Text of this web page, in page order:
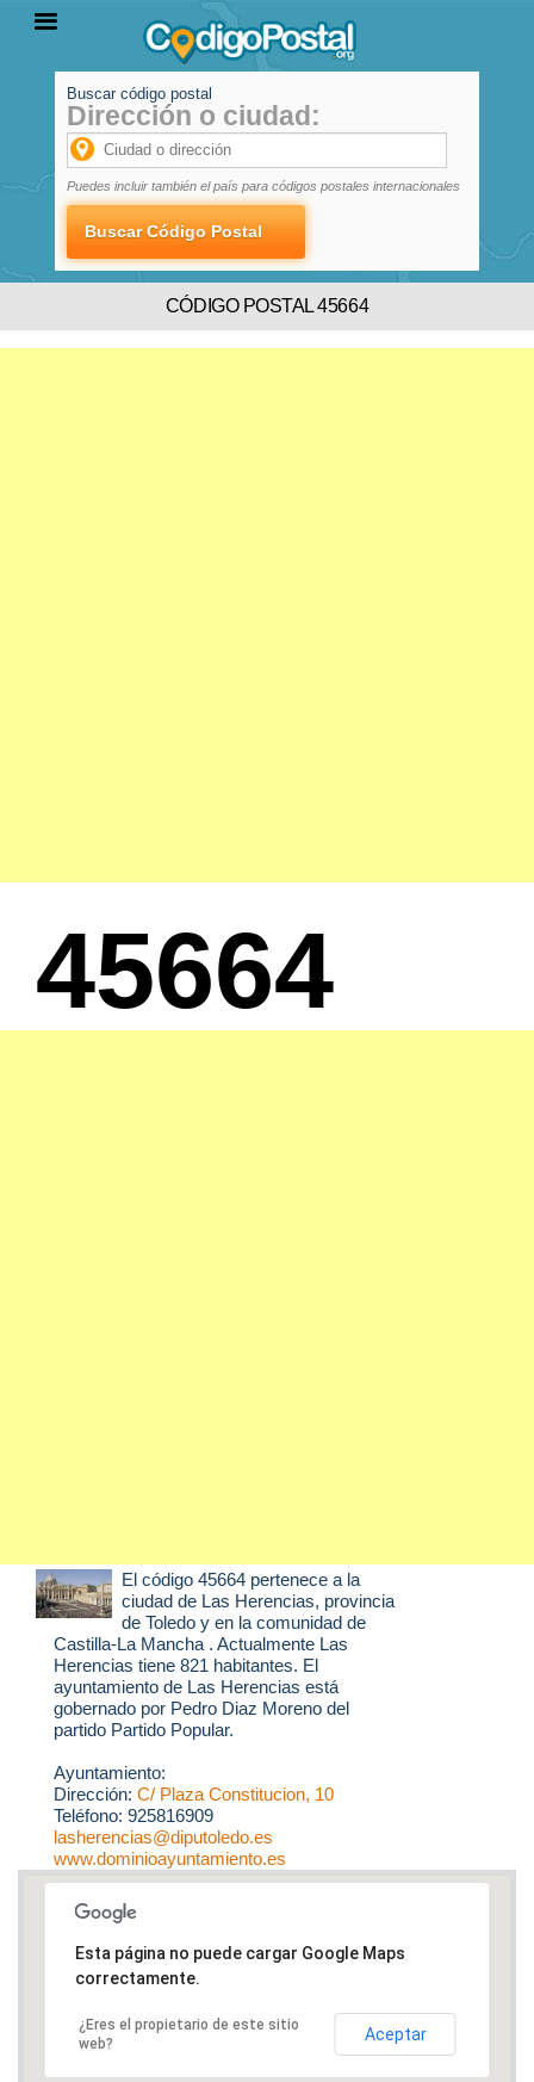
PROVINCIAS
LOCALIDADES
Buscar código postal
Dirección o ciudad:
Puedes incluir también el país para códigos postales internacionales
CÓDIGO POSTAL 45664
45664
El código 45664 pertenece a la
ciudad de Las Herencias, provincia
de Toledo y en la comunidad de
Castilla-La Mancha . Actualmente Las
Herencias tiene 821 habitantes. El
ayuntamiento de Las Herencias está
gobernado por Pedro Diaz Moreno del
partido Partido Popular.
Ayuntamiento:
Dirección: C/ Plaza Constitucion, 10
Teléfono: 925816909
lasherencias@diputoledo.es
www.dominioayuntamiento.es
Esta página no puede cargar Google Maps
correctamente.
¿Eres el propietario de este sitio
web?
Aceptar